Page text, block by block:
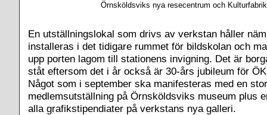
Örnsköldsviks nya resecentrum och
En utställningslokal som drivs av verkstan håller
installeras i det tidigare rummet för bildskolan och
upp porten lagom till stationens invigning. Det är
ståt eftersom det i år också är 30-års jubileum för
Något som i september ska manifesteras med en stor
medlemsutställning på Örnsköldsviks museum plus
alla grafikstipendiater på verkstans nya galleri.